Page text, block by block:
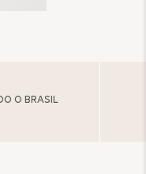
O BRASIL